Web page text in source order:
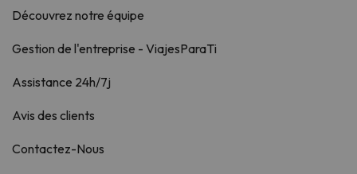
Découvrez notre équipe
Gestion de l'entreprise - ViajesParaTi
Assistance 24h/7j
Avis des clients
Contactez-Nous